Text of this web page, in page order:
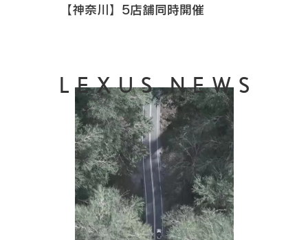
【神奈川】5店舗同時開催
LEXUS NEWS